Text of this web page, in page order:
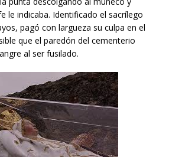
le indicaba. Identificado el sacrílego
pagó con largueza su culpa en el
que el paredón del cementerio
al ser fusilado.